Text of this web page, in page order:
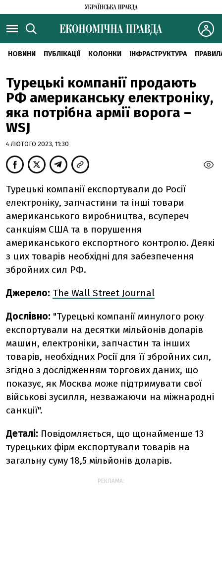
НОВИНИ ПУБЛІКАЦІЇ КОЛОНКИ ІНФРАСТРУКТУРА
Турецькі компанії продають
РФ американську електроніку,
яка потрібна армії ворога –
WSJ
4 ЛЮТОГО 2023, 11:30
Турецькі компанії експортували до Росії
електроніку, запчастини та інші товари
американського виробництва, всупереч
санкціям США та в порушення
американського експортного контролю. Деякі
з цих товарів необхідні для забезпечення
збройних сил РФ.
Джерело: The Wall Street Journal
Дослівно: "Турецькі компанії минулого року
експортували на десятки мільйонів доларів
машин, електроніки, запчастин та інших
товарів, необхідних Росії для її збройних сил,
згідно з дослідженням торгових даних, що
показує, як Москва може підтримувати свої
військові зусилля, незважаючи на міжнародні
санкції".
Деталі: Повідомляється, що щонайменше 13
турецьких фірм експортували товарів на
загальну суму 18,5 мільйонів доларів.
РЕКЛАМА: